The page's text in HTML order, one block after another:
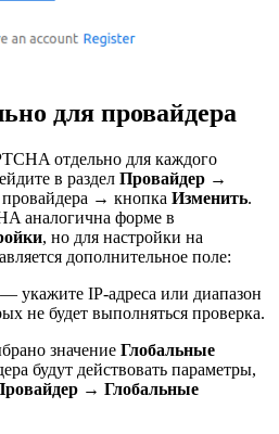
для провайдера
отдельно для каждого
в раздел Провайдер →
→ кнопка Изменить.
аналогична форме в
, но для настройки на
дополнительное поле:
укажите IP-адреса или диапазон
не будет выполняться проверка.
значение Глобальные
будут действовать параметры,
→ Глобальные